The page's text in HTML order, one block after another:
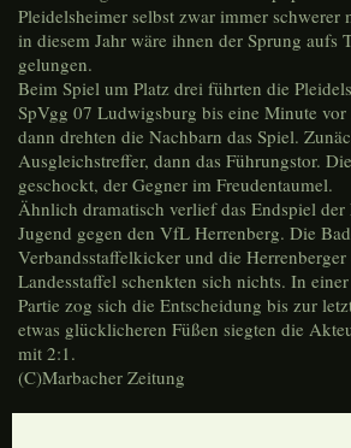
Pleidelsheimer selbst zwar immer schwerer
in diesem Jahr wäre ihnen der Sprung aufs
gelungen.
Beim Spiel um Platz drei führten die
SpVgg 07 Ludwigsburg bis eine Minute
dann drehten die Nachbarn das Spiel.
Ausgleichstreffer, dann das Führungstor.
geschockt, der Gegner im Freudentaumel.
Ähnlich dramatisch verlief das Endspiel
Jugend gegen den VfL Herrenberg. Die
Verbandsstaffelkicker und die Herrenberger
Landesstaffel schenkten sich nichts. In
Partie zog sich die Entscheidung bis zur
etwas glücklicheren Füßen siegten die
mit 2:1.
(C)Marbacher Zeitung